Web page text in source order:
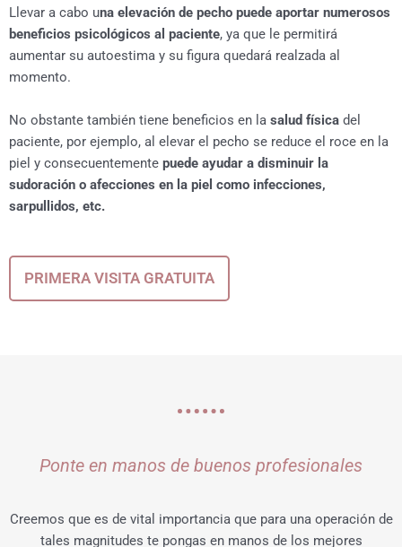
Llevar a cabo una elevación de pecho puede aportar numerosos
beneficios psicológicos al paciente, ya que le permitirá
aumentar su autoestima y su figura quedará realzada al
momento.
No obstante también tiene beneficios en la salud física del
paciente, por ejemplo, al elevar el pecho se reduce el roce en la
piel y consecuentemente puede ayudar a disminuir la
sudoración o afecciones en la piel como infecciones,
sarpullidos, etc.
PRIMERA VISITA GRATUITA
Ponte en manos de buenos profesionales
Creemos que es de vital importancia que para una operación de
tales magnitudes te pongas en manos de los mejores